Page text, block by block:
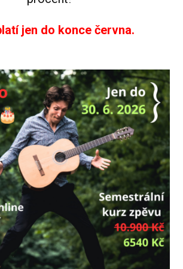
jen do konce června.